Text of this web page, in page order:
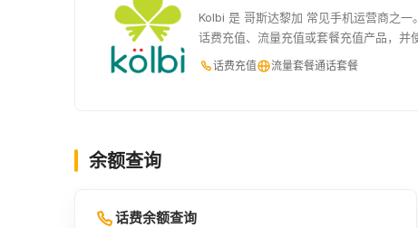
Kolbi 是 哥斯达黎加 常见手机运营商之
话费充值、流量充值或套餐充值产品，并
话费充值 流量套餐通话套餐
余额查询
话费余额查询